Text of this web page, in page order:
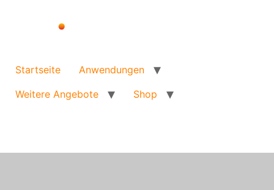
Startseite
Anwendungen
Weitere Angebote
Shop